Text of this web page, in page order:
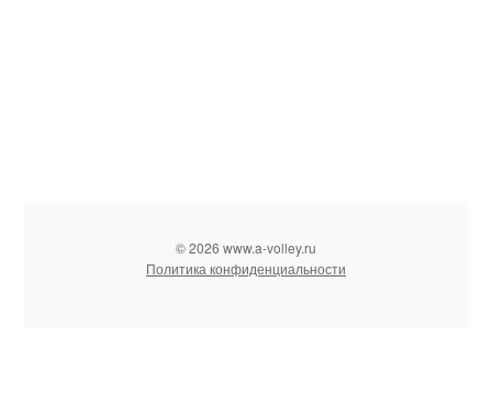
© 2026 www.a-volley.ru
Политика конфиденциальности